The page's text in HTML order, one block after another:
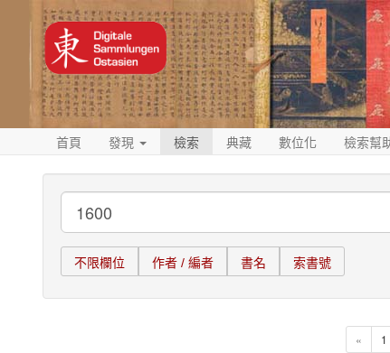
首頁 發現 檢索 典藏 數位化 檢索幫
不限欄位 作者 / 編者 書名 索書號
« 1